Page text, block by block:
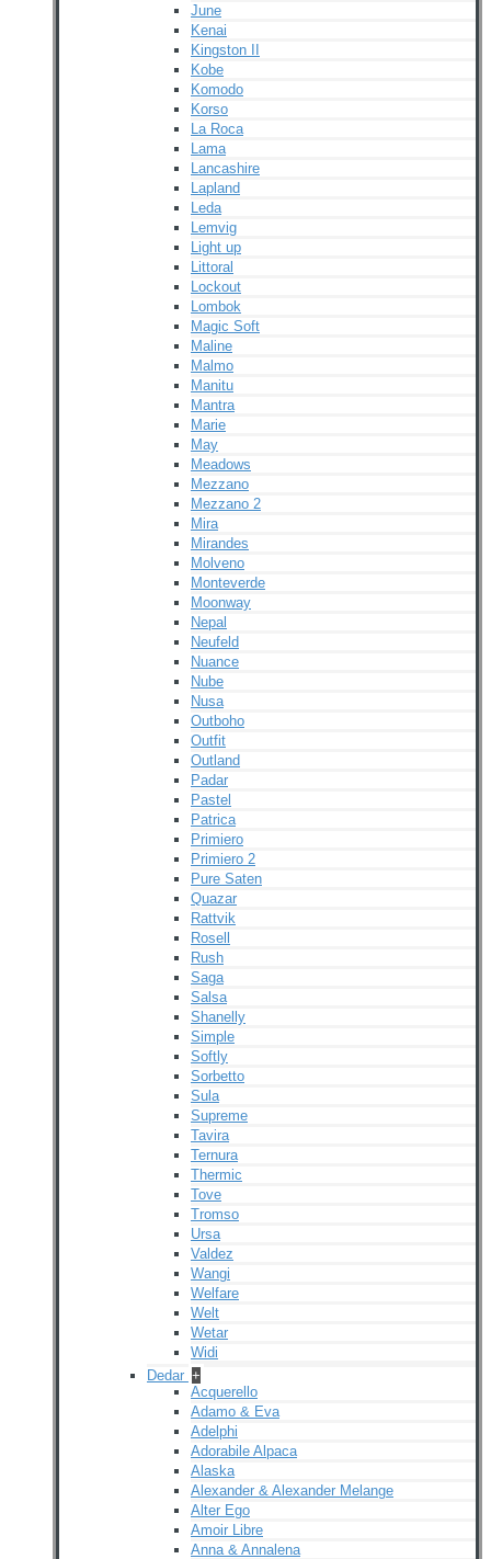
June
Kenai
Kingston II
Kobe
Komodo
Korso
La Roca
Lama
Lancashire
Lapland
Leda
Lemvig
Light up
Littoral
Lockout
Lombok
Magic Soft
Maline
Malmo
Manitu
Mantra
Marie
May
Meadows
Mezzano
Mezzano 2
Mira
Mirandes
Molveno
Monteverde
Moonway
Nepal
Neufeld
Nuance
Nube
Nusa
Outboho
Outfit
Outland
Padar
Pastel
Patrica
Primiero
Primiero 2
Pure Saten
Quazar
Rattvik
Rosell
Rush
Saga
Salsa
Shanelly
Simple
Softly
Sorbetto
Sula
Supreme
Tavira
Ternura
Thermic
Tove
Tromso
Ursa
Valdez
Wangi
Welfare
Welt
Wetar
Widi
Dedar +
Acquerello
Adamo & Eva
Adelphi
Adorabile Alpaca
Alaska
Alexander & Alexander Melange
Alter Ego
Amoir Libre
Anna & Annalena